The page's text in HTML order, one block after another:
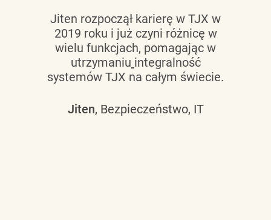
Jiten rozpoczął karierę w TJX w
2019 roku i już czyni różnicę w
wielu funkcjach, pomagając w
utrzymaniu integralność
systemów TJX na całym świecie.
Jiten, Bezpieczeństwo, IT